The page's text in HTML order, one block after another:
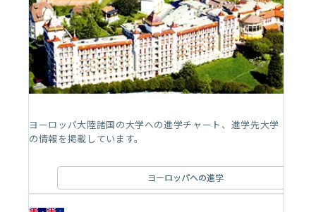
ヨーロッパ大陸諸国の大学への進学チャート、進学先大学
の情報を掲載しています。
ヨーロッパへの進学